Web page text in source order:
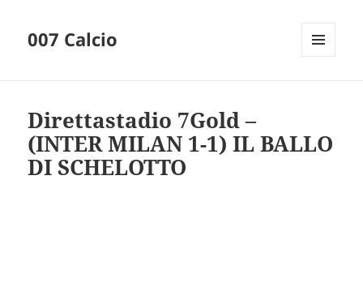
007 Calcio
Direttastadio 7Gold –
(INTER MILAN 1-1) IL BALLO
DI SCHELOTTO